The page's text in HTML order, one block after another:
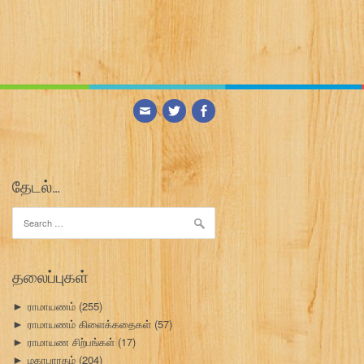
தேடல்…
for:
தலைப்புகள்
► ராமாயணம் (255)
► ராமாயணம் கிளைக்கதைகள் (57)
► ராமாயண சிற்பங்கள் (17)
► மகாபாரதம் (204)